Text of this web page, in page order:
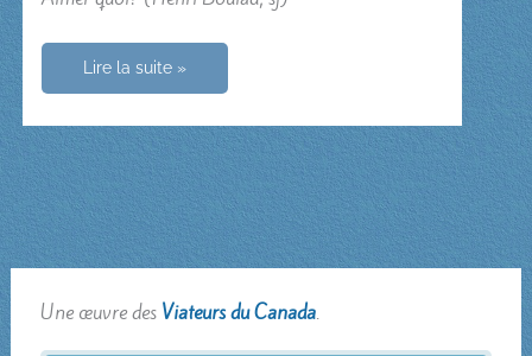
Dieu
/
Amour
Lire la suite »
Une œuvre des Viateurs du Canada.